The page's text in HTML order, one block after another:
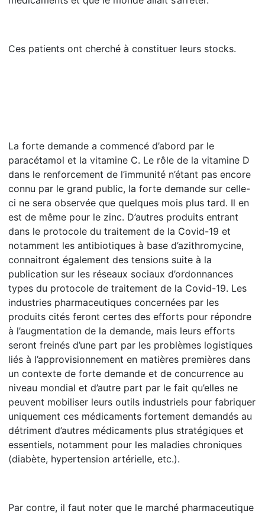
Ces patients ont cherché à constituer leurs stocks.
La forte demande a commencé d’abord par le
paracétamol et la vitamine C. Le rôle de la vitamine D
dans le renforcement de l’immunité n’étant pas encore
connu par le grand public, la forte demande sur celle-
ci ne sera observée que quelques mois plus tard. Il en
est de même pour le zinc. D’autres produits entrant
dans le protocole du traitement de la Covid-19 et
notamment les antibiotiques à base d’azithromycine,
connaitront également des tensions suite à la
publication sur les réseaux sociaux d’ordonnances
types du protocole de traitement de la Covid-19. Les
industries pharmaceutiques concernées par les
produits cités feront certes des efforts pour répondre
à l’augmentation de la demande, mais leurs efforts
seront freinés d’une part par les problèmes logistiques
liés à l’approvisionnement en matières premières dans
un contexte de forte demande et de concurrence au
niveau mondial et d’autre part par le fait qu’elles ne
peuvent mobiliser leurs outils industriels pour fabriquer
uniquement ces médicaments fortement demandés au
détriment d’autres médicaments plus stratégiques et
essentiels, notamment pour les maladies chroniques
(diabète, hypertension artérielle, etc.).
Par contre, il faut noter que le marché pharmaceutique